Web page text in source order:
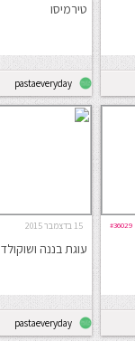
טירמיסו
pastaeveryday
#36029 15 בדצמבר 2015
עוגת בננה ושוקולד
pastaeveryday